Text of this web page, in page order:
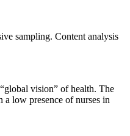
sampling. Content analysis
vision” of health. The
a low presence of nurses in